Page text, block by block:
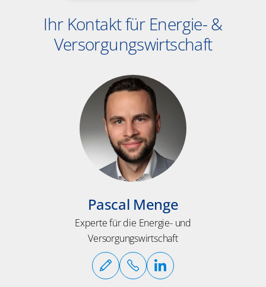
Ihr Kontakt für Energie- &
Versorgungswirtschaft
Pascal Menge
Experte für die Energie- und
Versorgungswirtschaft